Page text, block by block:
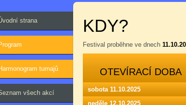
strana
turnajů
všech akcí
KDY?
Festival proběhne ve dnech
OTEVÍRACÍ DOBA
sobota 11.10.2025
neděle 12.10.2025